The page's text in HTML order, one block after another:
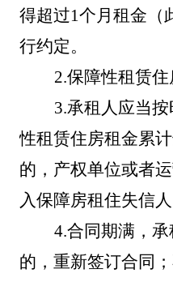
得超过1个月租金
行约定。
2.保障性租赁住
3.承租人应当
性租赁住房租金累计
的，产权单位或者
入保障房租住失信
4.合同期满，
的，重新签订合同